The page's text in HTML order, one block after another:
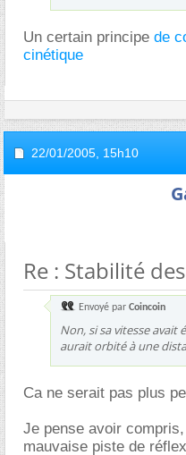
Un certain principe de
cinétique
22/01/2005, 15h10
Re : Stabilité
Envoyé par Coincoin
Non, si sa vitesse avait
aurait orbité à une
Ca ne serait pas plus
Je pense avoir
mauvaise piste de